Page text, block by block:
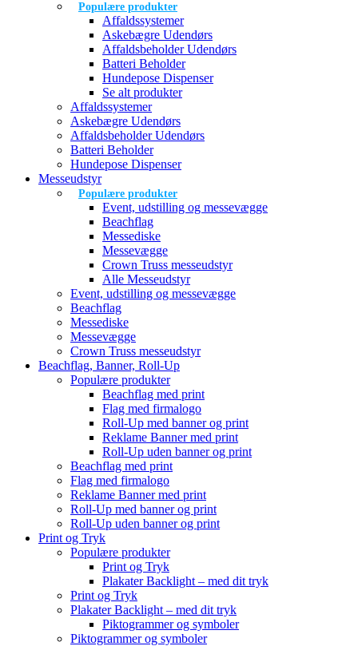
Populære produkter
Affaldssystemer
Askebægre Udendørs
Affaldsbeholder Udendørs
Batteri Beholder
Hundepose Dispenser
Se alt produkter
Affaldssystemer
Askebægre Udendørs
Affaldsbeholder Udendørs
Batteri Beholder
Hundepose Dispenser
Messeudstyr
Populære produkter
Event, udstilling og messevægge
Beachflag
Messediske
Messevægge
Crown Truss messeudstyr
Alle Messeudstyr
Event, udstilling og messevægge
Beachflag
Messediske
Messevægge
Crown Truss messeudstyr
Beachflag, Banner, Roll-Up
Populære produkter
Beachflag med print
Flag med firmalogo
Roll-Up med banner og print
Reklame Banner med print
Roll-Up uden banner og print
Beachflag med print
Flag med firmalogo
Reklame Banner med print
Roll-Up med banner og print
Roll-Up uden banner og print
Print og Tryk
Populære produkter
Print og Tryk
Plakater Backlight – med dit tryk
Print og Tryk
Plakater Backlight – med dit tryk
Piktogrammer og symboler
Piktogrammer og symboler